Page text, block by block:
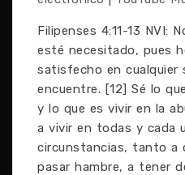
Filipenses 4:11-13 NVI:
esté necesitado, pues
satisfecho en cualquier
encuentre. [12] Sé lo
y lo que es vivir en la
a vivir en todas y cada
circunstancias, tanto a
pasar hambre, a tener